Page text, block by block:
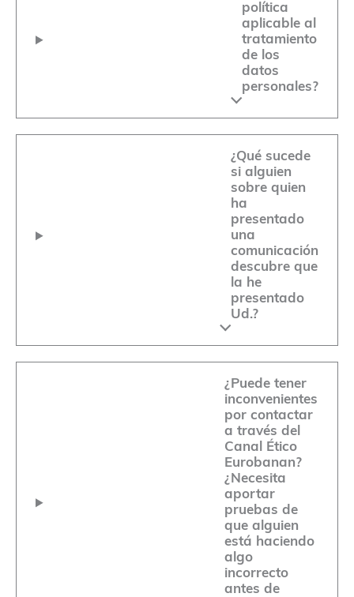
política
aplicable al
tratamiento
de los
datos
personales?
¿Qué sucede
si alguien
sobre quien
ha
presentado
una
comunicación
descubre que
la he
presentado
Ud.?
¿Puede tener
inconvenientes
por contactar
a través del
Canal Ético
Eurobanan?
¿Necesita
aportar
pruebas de
que alguien
está haciendo
algo
incorrecto
antes de